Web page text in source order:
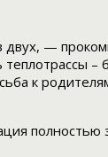
двух, —
к
полностью